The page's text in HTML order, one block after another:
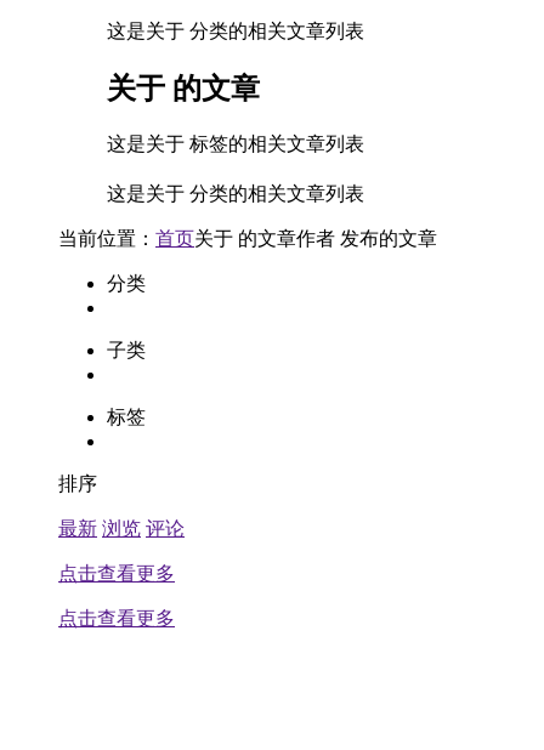
这是关于 分类的相关文章列表
关于 的文章
这是关于 标签的相关文章列表
这是关于 分类的相关文章列表
当前位置： 首页关于 的文章作者 发布的文章
分类
子类
标签
排序
最新 浏览 评论
点击查看更多
点击查看更多